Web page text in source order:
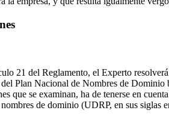
21 del Reglamento, el Experto
Plan Nacional de Nombres de
que se examinan, ha de tenerse en
de dominio (UDRP, en sus siglas